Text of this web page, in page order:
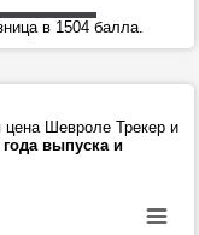
в 1504 балла.
цена Шевроле Трекер и
года выпуска и